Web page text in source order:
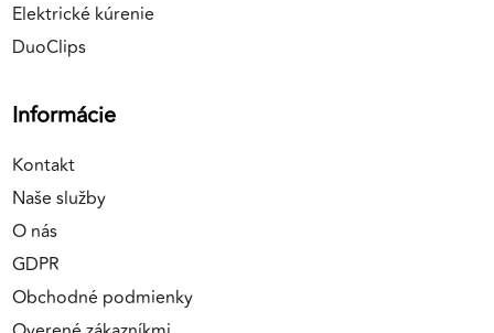
Elektrické kúrenie
DuoClips
Informácie
Kontakt
Naše služby
O nás
GDPR
Obchodné podmienky